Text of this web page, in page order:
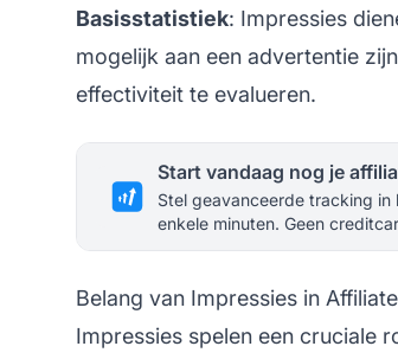
Basisstatistiek: Impressies
mogelijk aan een advertentie
effectiviteit te evalueren.
Stel geavanceerde tracking in
enkele minuten. Geen
Belang van Impressies in
Impressies spelen een cruciale